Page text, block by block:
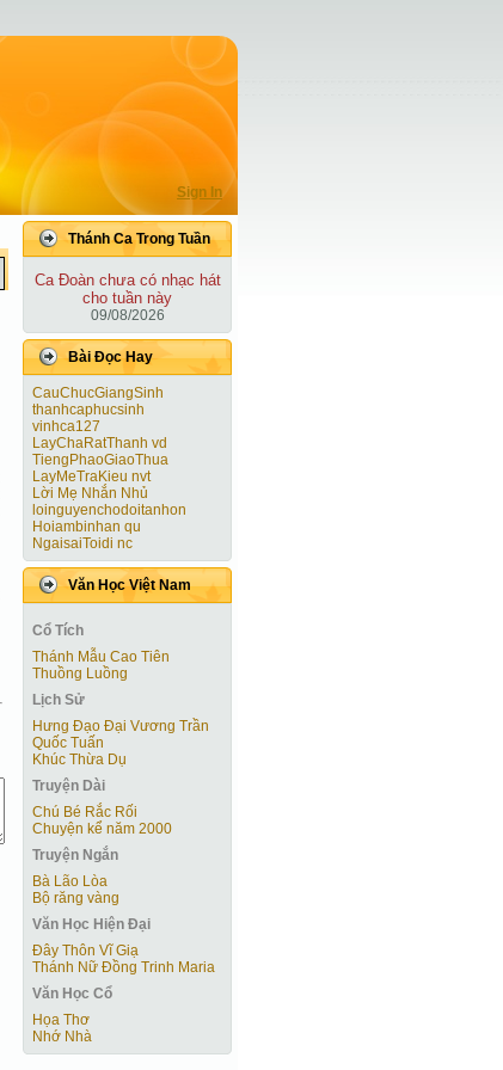
Sign In
Thánh Ca Trong Tuần
Ca Ðoàn chưa có nhạc hát
cho tuần này
09/08/2026
Bài Ðọc Hay
CauChucGiangSinh
thanhcaphucsinh
vinhca127
LayChaRatThanh vd
TiengPhaoGiaoThua
LayMeTraKieu nvt
Lời Mẹ Nhắn Nhủ
loinguyenchodoitanhon
Hoiambinhan qu
NgaisaiToidi nc
Văn Học Việt Nam
Cổ Tích
Thánh Mẫu Cao Tiên
Thuồng Luồng
Lịch Sử
Hưng Đạo Đại Vương Trần
Quốc Tuấn
Khúc Thừa Dụ
Truyện Dài
Chú Bé Rắc Rối
Chuyện kể năm 2000
Truyện Ngắn
Bà Lão Lòa
Bộ răng vàng
Văn Học Hiện Ðại
Đây Thôn Vĩ Giạ
Thánh Nữ Đồng Trinh Maria
Văn Học Cổ
Họa Thơ
Nhớ Nhà